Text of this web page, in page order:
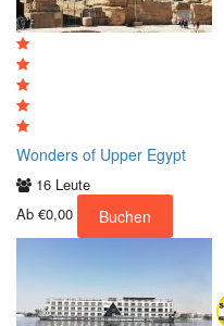
Wonders of Upper Egypt
16 Leute
Ab €0,00 Buchen